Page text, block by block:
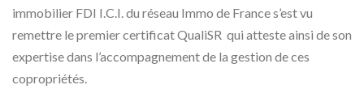
immobilier FDI I.C.I. du réseau Immo de France s’est vu
remettre le premier certificat QualiSR qui atteste ainsi de son
expertise dans l’accompagnement de la gestion de ces
copropriétés.